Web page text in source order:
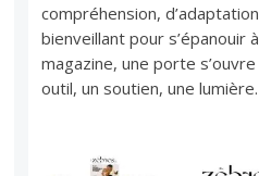
compréhension,
bienveillant pour s’épanouir
magazine, une porte
outil, un soutien, une lumière.